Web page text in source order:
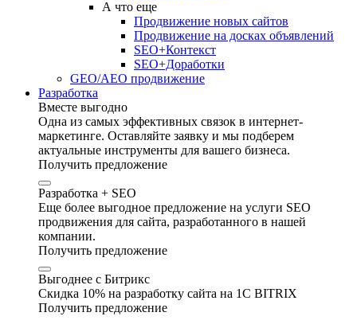
А что еще
Продвижение новых сайтов
Продвижение на досках объявлений
SEO+Контекст
SEO+Доработки
GEO/AEO продвижение
Разработка
Вместе выгодно
Одна из самых эффективных связок в интернет-
маркетинге. Оставляйте заявку и мы подберем
актуальные инструменты для вашего бизнеса.
Получить предложение
Разработка + SEO
Еще более выгодное предложение на услуги SEO
продвижения для сайта, разработанного в нашей
компании.
Получить предложение
Выгоднее с Битрикс
Скидка 10% на разработку сайта на 1C BITRIX
Получить предложение